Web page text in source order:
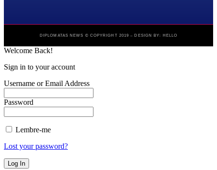
DIPLOMATAS NEWS © COPYRIGHT 2019 – DESIGN BY: HELLO
Welcome Back!
Sign in to your account
Username or Email Address
Password
Lembre-me
Lost your password?